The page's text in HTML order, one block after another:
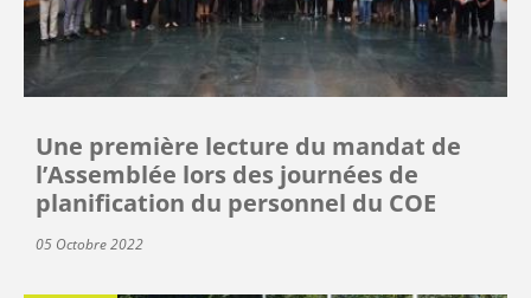
Une première lecture du mandat de
l’Assemblée lors des journées de
planification du personnel du COE
05 Octobre 2022